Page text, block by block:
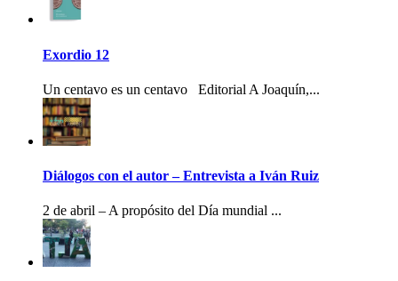
Exordio 12
Un centavo es un centavo Editorial A Joaquín,...
Diálogos con el autor – Entrevista a Iván Ruiz
2 de abril – A propósito del Día mundial ...